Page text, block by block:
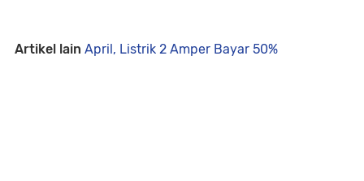
Artikel lain April, Listrik 2 Amper Bayar 50%